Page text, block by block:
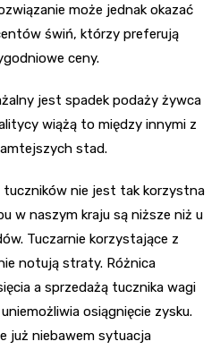
może jednak okazać
świń, którzy preferują
ceny.
jest spadek podaży żywca
wiążą to między innymi z
stad.
tuczników nie jest tak korzystna
w naszym kraju są niższe niż u
Tuczarnie korzystające z
notują straty. Różnica
a sprzedażą tucznika wagi
osiągnięcie zysku.
już niebawem sytuacja